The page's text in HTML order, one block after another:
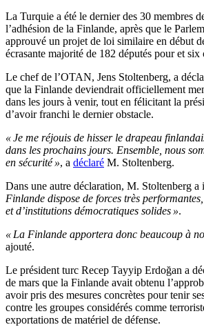
La Turquie a été le dernier des 30 membres
l’adhésion de la Finlande, après que le
approuvé un projet de loi similaire en début
écrasante majorité de 182 députés pour et six
Le chef de l’OTAN, Jens Stoltenberg, a
que la Finlande deviendrait officiellement
dans les jours à venir, tout en félicitant la
d’avoir franchi le dernier obstacle.
« Je me réjouis de hisser le drapeau
dans les prochains jours. Ensemble, nous
en sécurité », a déclaré M. Stoltenberg.
Dans une autre déclaration, M. Stoltenberg a
Finlande dispose de forces très
et d’institutions démocratiques solides ».
« La Finlande apportera donc beaucoup à
ajouté.
Le président turc Recep Tayyip Erdoğan a
de mars que la Finlande avait obtenu
avoir pris des mesures concrètes pour tenir
contre les groupes considérés comme
exportations de matériel de défense.